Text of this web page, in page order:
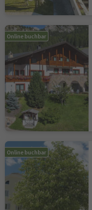
Online buchbar
Online buchbar